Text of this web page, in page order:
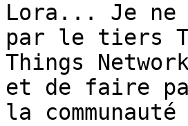
Lora... Je ne
par le tiers
Things
et de faire
la communauté